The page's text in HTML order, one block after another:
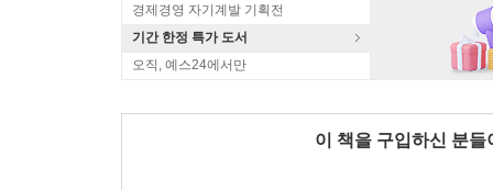
경제경영 자기계발 기획전
기간 한정 특가 도서
오직, 예스24에서만
이 책을 구입하신 분